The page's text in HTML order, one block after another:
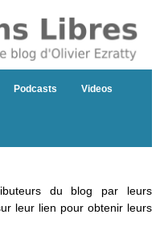
Podcasts Videos
du blog par leurs
leur lien pour obtenir leurs